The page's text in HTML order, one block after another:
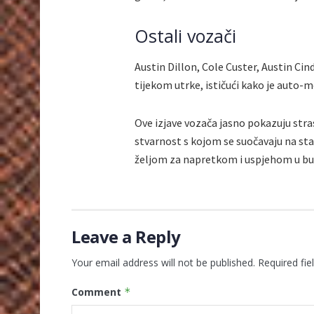
Ostali vozači
Austin Dillon, Cole Custer, Austin
tijekom utrke, ističući kako je auto-
Ove izjave vozača jasno pokazuju
stvarnost s kojom se suočavaju na
željom za napretkom i uspjehom u
Leave a Reply
Your email address will not be published. Required
Comment *